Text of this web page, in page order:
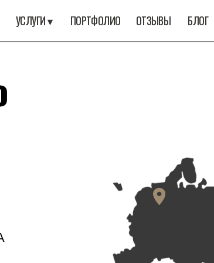
ПОРТФОЛИО
ПОРТФОЛИО ОТЗЫВЫ
ОТЗЫВЫ КОНТАКТЫ
КОНТАКТЫ
БЛОГ
БЛОГ